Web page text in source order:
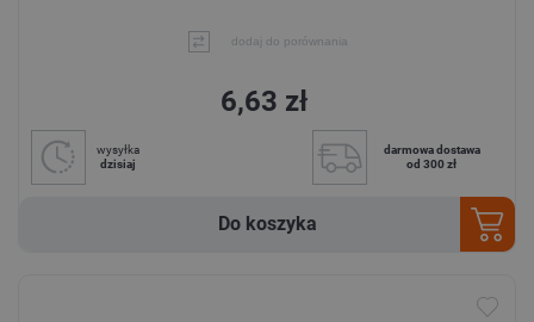
dodaj do porównania
6,63 zł
wysyłka
dzisiaj
darmowa dostawa
od 300 zł
Do koszyka